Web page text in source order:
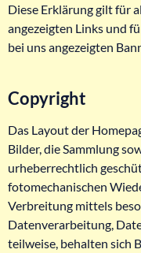
Diese Erklärung gilt für
angezeigten Links und
bei uns angezeigten
Copyright
Das Layout der
Bilder, die Sammlung
urheberrechtlich
fotomechanischen
Verbreitung mittels
Datenverarbeitung,
teilweise, behalten sich